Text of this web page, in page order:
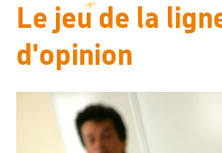
Le jeu de la
d'opinion